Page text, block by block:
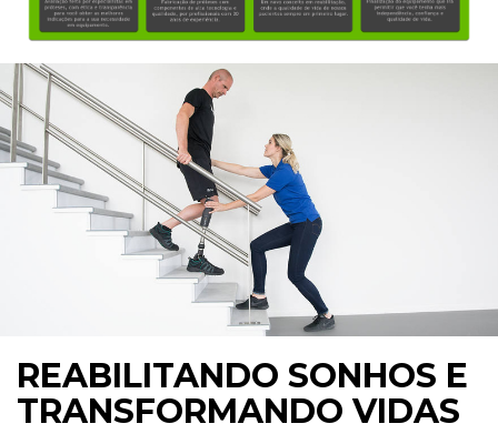
REABILITANDO SONHOS E
TRANSFORMANDO VIDAS